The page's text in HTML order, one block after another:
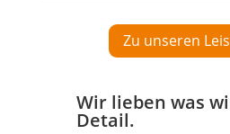
Zu unseren
Wir lieben was
Detail.